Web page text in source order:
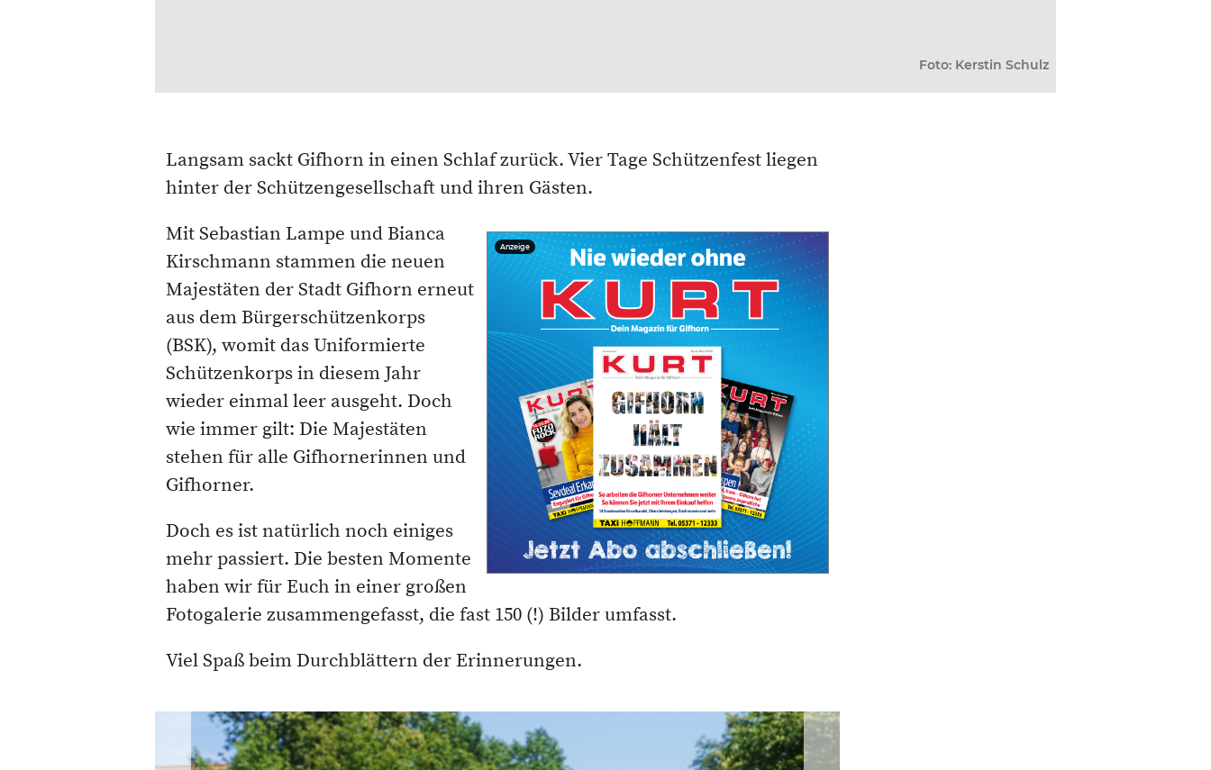
Foto: Kerstin Schulz
Langsam sackt Gifhorn in einen Schlaf zurück. Vier Tage Schützenfest liegen
hinter der Schützengesellschaft und ihren Gästen.
Anzeige
Mit Sebastian Lampe und Bianca
Kirschmann stammen die neuen
Majestäten der Stadt Gifhorn erneut
aus dem Bürgerschützenkorps
(BSK), womit das Uniformierte
Schützenkorps in diesem Jahr
wieder einmal leer ausgeht. Doch
wie immer gilt: Die Majestäten
stehen für alle Gifhornerinnen und
Gifhorner.
Doch es ist natürlich noch einiges
mehr passiert. Die besten Momente
haben wir für Euch in einer großen
Fotogalerie zusammengefasst, die fast 150 (!) Bilder umfasst.
Viel Spaß beim Durchblättern der Erinnerungen.